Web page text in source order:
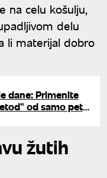
na celu košulju,
delu
li materijal dobro
dane: Primenite
od samo pet
žutih